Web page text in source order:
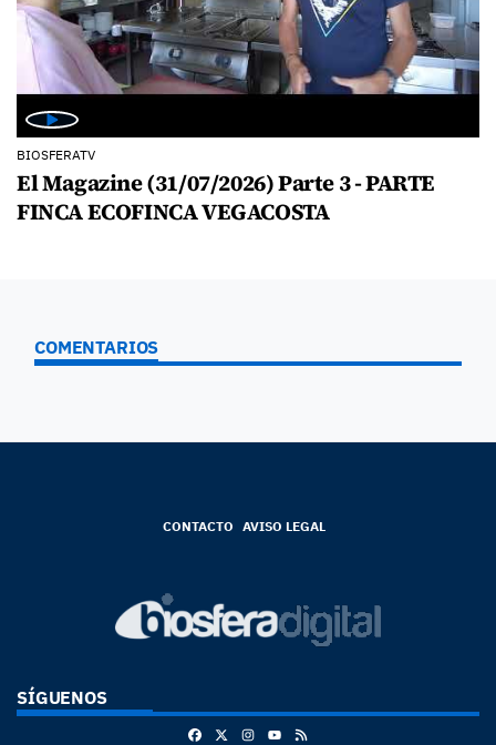
BIOSFERATV
El Magazine (31/07/2026) Parte 3 - PARTE
FINCA ECOFINCA VEGACOSTA
COMENTARIOS
CONTACTO AVISO LEGAL
SÍGUENOS
FacebookInstagram